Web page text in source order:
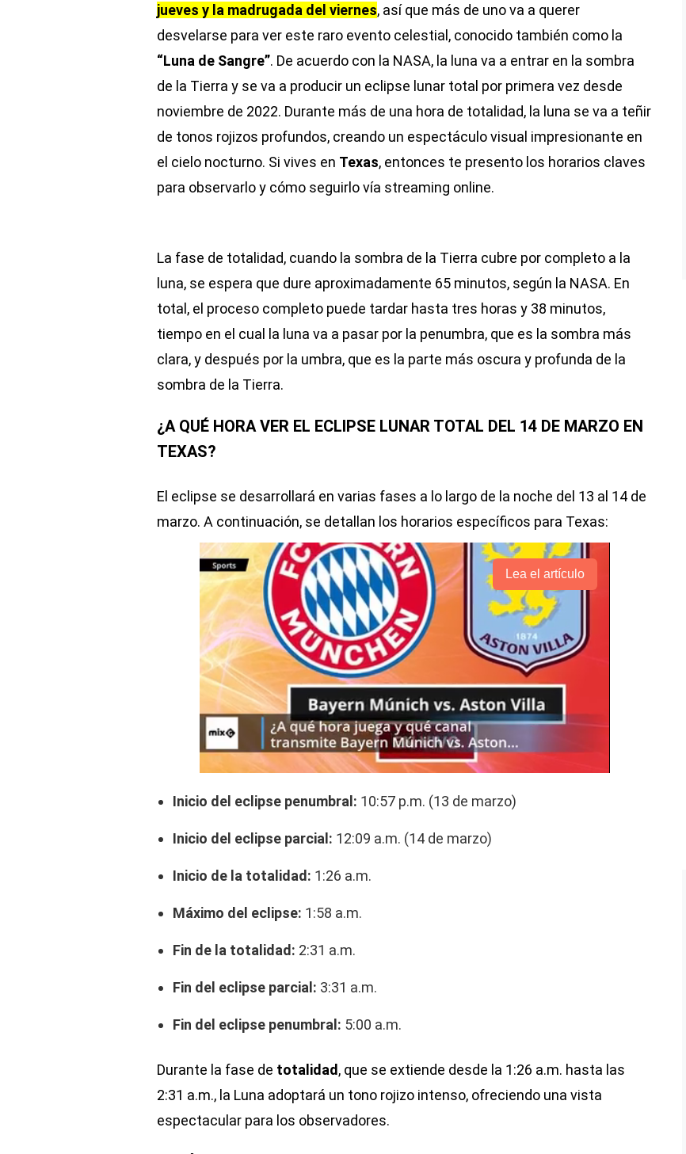
jueves y la madrugada del viernes, así que más de uno va a querer
desvelarse para ver este raro evento celestial, conocido también como la
“Luna de Sangre”. De acuerdo con la NASA, la luna va a entrar en la sombra
de la Tierra y se va a producir un eclipse lunar total por primera vez desde
noviembre de 2022. Durante más de una hora de totalidad, la luna se va a teñir
de tonos rojizos profundos, creando un espectáculo visual impresionante en
el cielo nocturno. Si vives en Texas, entonces te presento los horarios claves
para observarlo y cómo seguirlo vía streaming online.
La fase de totalidad, cuando la sombra de la Tierra cubre por completo a la
luna, se espera que dure aproximadamente 65 minutos, según la NASA. En
total, el proceso completo puede tardar hasta tres horas y 38 minutos,
tiempo en el cual la luna va a pasar por la penumbra, que es la sombra más
clara, y después por la umbra, que es la parte más oscura y profunda de la
sombra de la Tierra.
¿A QUÉ HORA VER EL ECLIPSE LUNAR TOTAL DEL 14 DE MARZO EN
TEXAS?
El eclipse se desarrollará en varias fases a lo largo de la noche del 13 al 14 de
marzo. A continuación, se detallan los horarios específicos para Texas:
Lea el artículo
Inicio del eclipse penumbral: 10:57 p.m. (13 de marzo)
Inicio del eclipse parcial: 12:09 a.m. (14 de marzo)
Inicio de la totalidad: 1:26 a.m.
Máximo del eclipse: 1:58 a.m.
Fin de la totalidad: 2:31 a.m.
Fin del eclipse parcial: 3:31 a.m.
Fin del eclipse penumbral: 5:00 a.m.
Durante la fase de totalidad , que se extiende desde la 1:26 a.m. hasta las
2:31 a.m., la Luna adoptará un tono rojizo intenso, ofreciendo una vista
espectacular para los observadores.